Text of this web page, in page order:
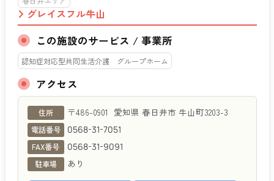
グレイスフル牛山
この施設のサービス / 事業所
認知症対応型共同生活介護 グループホーム
アクセス
グレイスフル牛山
住所 〒486-0901 愛知県 春日井市 牛山町3203-3
電話番号 0568-31-7051
FAX番号 0568-31-9091
駐車場 あり